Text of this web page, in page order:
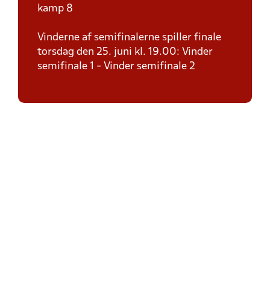
kamp 8
Vinderne af semifinalerne spiller finale
torsdag den 25. juni kl. 19.00: Vinder
semifinale 1 - Vinder semifinale 2